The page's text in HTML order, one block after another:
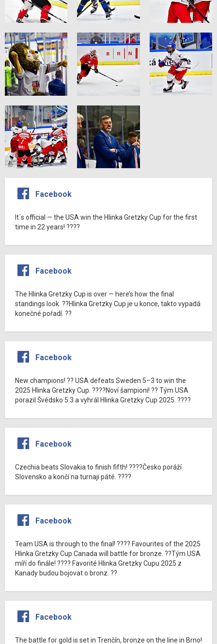
Facebook
It´s official — the USA win the Hlinka Gretzky Cup for the first
time in 22 years! ????
Facebook
The Hlinka Gretzky Cup is over — here’s how the final
standings look. ??Hlinka Gretzky Cup je u konce, takto vypadá
konečné pořadí. ??
Facebook
New champions! ?? USA defeats Sweden 5–3 to win the
2025 Hlinka Gretzky Cup. ????Noví šampioni! ?? Tým USA
porazil Švédsko 5:3 a vyhrál Hlinka Gretzky Cup 2025. ????
Facebook
Czechia beats Slovakia to finish fifth! ????Česko poráží
Slovensko a končí na turnaji páté. ????
Facebook
Team USA is through to the final! ???? Favourites of the 2025
Hlinka Gretzky Cup Canada will battle for bronze. ??Tým USA
míří do finále! ???? Favorité Hlinka Gretzky Cupu 2025 z
Kanady budou bojovat o bronz. ??
Facebook
The battle for gold is set in Trenčín, bronze on the line in Brno!